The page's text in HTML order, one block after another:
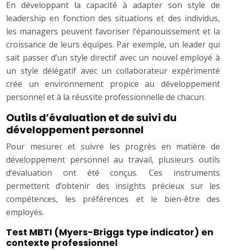
En développant la capacité à adapter son style de
leadership en fonction des situations et des individus,
les managers peuvent favoriser l’épanouissement et la
croissance de leurs équipes. Par exemple, un leader qui
sait passer d’un style directif avec un nouvel employé à
un style délégatif avec un collaborateur expérimenté
crée un environnement propice au développement
personnel et à la réussite professionnelle de chacun.
Outils d’évaluation et de suivi du
développement personnel
Pour mesurer et suivre les progrès en matière de
développement personnel au travail, plusieurs outils
d’évaluation ont été conçus. Ces instruments
permettent d’obtenir des insights précieux sur les
compétences, les préférences et le bien-être des
employés.
Test MBTI (Myers-Briggs type indicator) en
contexte professionnel